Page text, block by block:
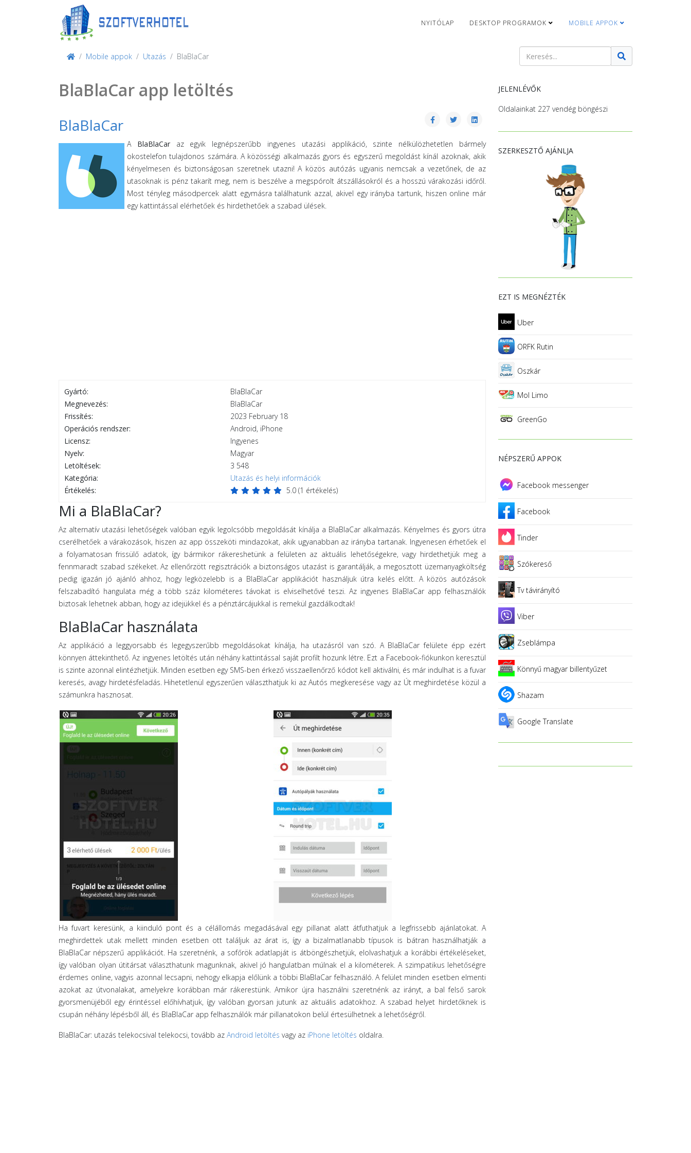
NYITÓLAP DESKTOP PROGRAMOK MOBILE APPOK
Mobile appok Utazás BlaBlaCar
Keresés
BlaBlaCar app letöltés
BlaBlaCar
A BlaBlaCaraz egyik legnépszerűbb ingyenes utazási applikáció, szinte nélkülözhetetlen bármely
okostelefon tulajdonos számára. A közösségi alkalmazás gyors és egyszerű megoldást kínál azoknak, akik
kényelmesen és biztonságosan szeretnek utazni! A közös autózás ugyanis nemcsak a vezetőnek, de az
utasoknak is pénz takarít meg, nem is beszélve a megspórolt átszállásokról és a hosszú várakozási időről.
Most tényleg másodpercek alatt egymásra találhatunk azzal, akivel egy irányba tartunk, hiszen online már
egy kattintással elérhetőek és hirdethetőek a szabad ülések.
Gyártó:
BlaBlaCar
Megnevezés:
BlaBlaCar
Frissítés:
2023 February 18
Operációs rendszer:
Android, iPhone
Licensz:
Ingyenes
Nyelv:
Magyar
Letöltések:
3 548
Kategória:
Utazás és helyi információk
Értékelés:
5.0 (1 értékelés)
Mi a BlaBlaCar?
Az alternatív utazási lehetőségek valóban egyik legolcsóbb megoldását kínálja a BlaBlaCar alkalmazás. Kényelmes és gyors útra
cserélhetőek a várakozások, hiszen az app összeköti mindazokat, akik ugyanabban az irányba tartanak. Ingyenesen érhetőek el
a folyamatosan frissülő adatok, így bármikor rákereshetünk a felületen az aktuális lehetőségekre, vagy hirdethetjük meg a
fennmaradt szabad székeket. Az ellenőrzött regisztrációk a biztonságos utazást is garantálják, a megosztott üzemanyagköltség
pedig igazán jó ajánló ahhoz, hogy legközelebb is a BlaBlaCar applikációt használjuk útra kelés előtt. A közös autózások
felszabadító hangulata még a több száz kilométeres távokat is elviselhetővé teszi. Az ingyenes BlaBlaCar app felhasználók
biztosak lehetnek abban, hogy az idejükkel és a pénztárcájukkal is remekül gazdálkodtak!
BlaBlaCar használata
Az applikáció a leggyorsabb és legegyszerűbb megoldásokat kínálja, ha utazásról van szó. A BlaBlaCar felülete épp ezért
könnyen áttekinthető. Az ingyenes letöltés után néhány kattintással saját profilt hozunk létre. Ezt a Facebook-fiókunkon keresztül
is szinte azonnal elintézhetjük. Minden esetben egy SMS-ben érkező visszaellenőrző kódot kell aktiválni, és már indulhat is a fuvar
keresés, avagy hirdetésfeladás. Hihetetlenül egyszerűen választhatjuk ki az Autós megkeresése vagy az Út meghirdetése közül a
számunkra hasznosat.
Ha fuvart keresünk, a kiinduló pont és a célállomás megadásával egy pillanat alatt átfuthatjuk a legfrissebb ajánlatokat. A
meghirdettek utak mellett minden esetben ott találjuk az árat is, így a bizalmatlanabb típusok is bátran használhatják a
BlaBlaCar népszerű applikációt. Ha szeretnénk, a sofőrök adatlapját is átböngészhetjük, elolvashatjuk a korábbi értékeléseket,
így valóban olyan útitársat választhatunk magunknak, akivel jó hangulatban múlnak el a kilométerek. A szimpatikus lehetőségre
érdemes online, vagyis azonnal lecsapni, nehogy elkapja előlünk a többi BlaBlaCar felhasználó. A felület minden esetben elmenti
azokat az útvonalakat, amelyekre korábban már rákerestünk. Amikor újra használni szeretnénk az irányt, a bal felső sarok
gyorsmenüjéből egy érintéssel előhívhatjuk, így valóban gyorsan jutunk az aktuális adatokhoz. A szabad helyet hirdetőknek is
csupán néhány lépésből áll, és BlaBlaCar app felhasználók már pillanatokon belül értesülhetnek a lehetőségről.
BlaBlaCar: utazás telekocsival telekocsi, tovább az Android letöltés vagy az iPhone letöltés oldalra.
JELENLÉVŐK
Oldalainkat 227 vendég böngészi
SZERKESZTŐ AJÁNLJA
EZT IS MEGNÉZTÉK
Uber
ORFK Rutin
Oszkár
Mol Limo
GreenGo
NÉPSZERŰ APPOK
Facebook messenger
Facebook
Tinder
Szókereső
Tv távirányító
Viber
Zseblámpa
Könnyű magyar billentyűzet
Shazam
Google Translate